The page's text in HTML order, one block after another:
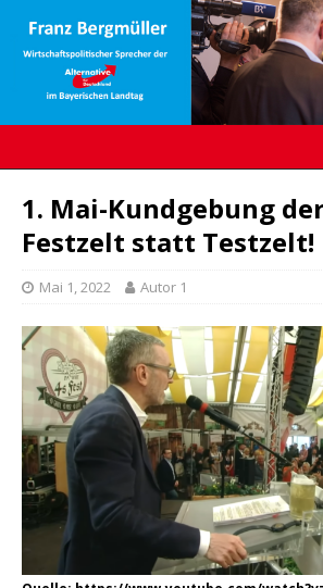
1. Mai-Kundgebung der
Festzelt statt Testzelt!
Mai 1, 2022 Autor 1